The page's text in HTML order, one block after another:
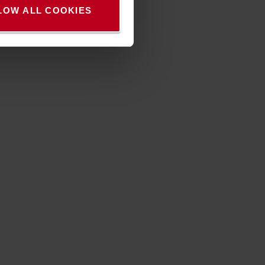
ALL COOKIES